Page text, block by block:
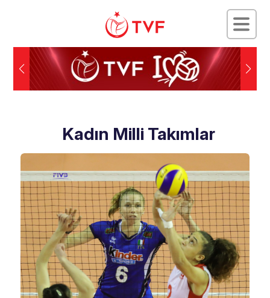
Kadın Milli Takımlar